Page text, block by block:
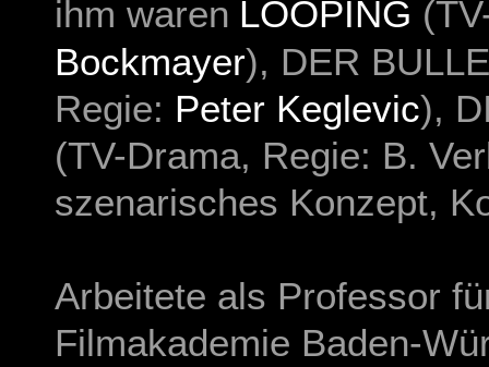
ihm waren LOOPING
Bockmayer), DER
Regie: Peter Keglevic),
(TV-Drama, Regie: B.
szenarisches Konzept,
Arbeitete als Professor
Filmakademie Baden-